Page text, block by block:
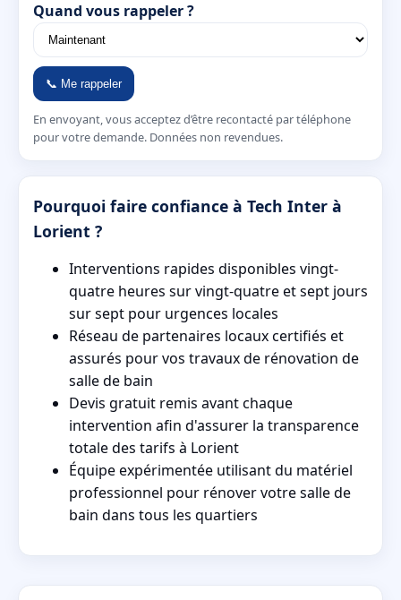
Quand vous rappeler ?
📞 Me rappeler
En envoyant, vous acceptez d’être recontacté par téléphone
pour votre demande. Données non revendues.
Pourquoi faire confiance à Tech Inter à
Lorient ?
Interventions rapides disponibles vingt-
quatre heures sur vingt-quatre et sept jours
sur sept pour urgences locales
Réseau de partenaires locaux certifiés et
assurés pour vos travaux de rénovation de
salle de bain
Devis gratuit remis avant chaque
intervention afin d'assurer la transparence
totale des tarifs à Lorient
Équipe expérimentée utilisant du matériel
professionnel pour rénover votre salle de
bain dans tous les quartiers